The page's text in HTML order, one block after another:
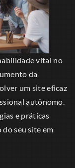
vital no
da
um site eficaz
autônomo.
e práticas
do seu site em